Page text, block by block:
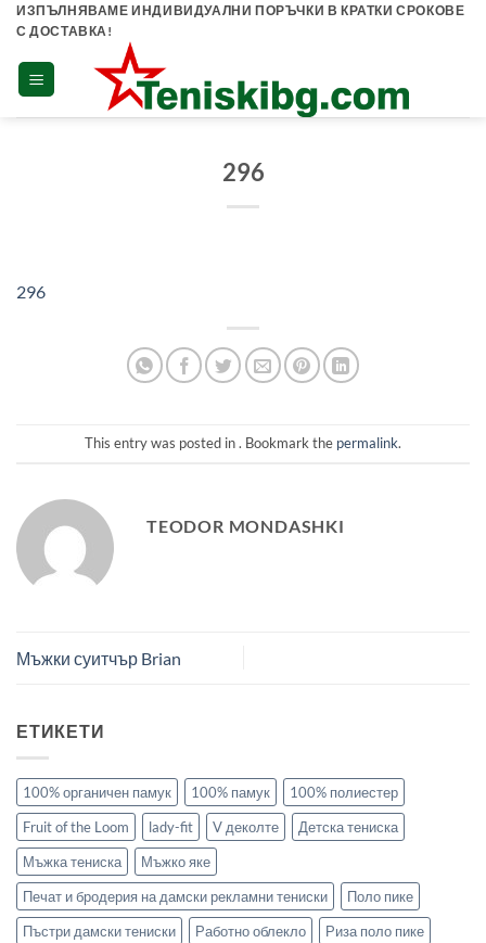
Skip
content
ИЗПЪЛНЯВАМЕ ИНДИВИДУАЛНИ ПОРЪЧКИ В КРАТКИ СРОКОВЕ
С ДОСТАВКА!
296
296
This entry was posted in . Bookmark the permalink.
TEODOR MONDASHKI
Мъжки суитчър Brian
ЕТИКЕТИ
100% органичен памук 100% памук
100% полиестер
Fruit of the Loom
lady-fit V деколте
Детска тениска
Мъжка тениска
Мъжко яке
Печат и бродерия на дамски рекламни тениски
Поло пике
Пъстри дамски тениски
Работно облекло
Риза поло пике